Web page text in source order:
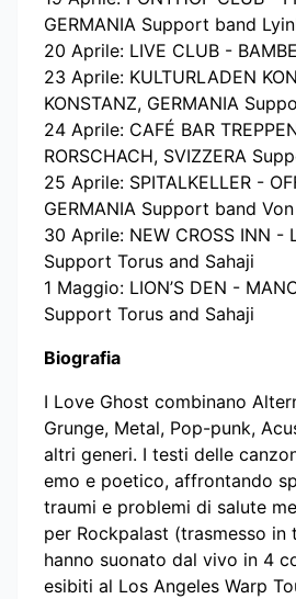
GERMANIA Support band
20 Aprile: LIVE CLUB -
23 Aprile: KULTURLADEN
KONSTANZ, GERMANIA
24 Aprile: CAFÉ BAR
RORSCHACH, SVIZZERA
25 Aprile: SPITALKELLER -
GERMANIA Support band
30 Aprile: NEW CROSS INN -
Support Torus and Sahaji
1 Maggio: LION’S DEN -
Support Torus and Sahaji
Biografia
I Love Ghost combinano
Grunge, Metal, Pop-punk,
altri generi. I testi delle
emo e poetico, affrontando
traumi e problemi di salute
per Rockpalast (trasmesso in
hanno suonato dal vivo in 4
esibiti al Los Angeles Warp